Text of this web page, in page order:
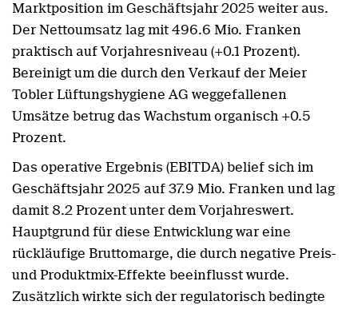
Marktposition im Geschäftsjahr 2025 weiter aus.
Der Nettoumsatz lag mit 496.6 Mio. Franken
praktisch auf Vorjahresniveau (+0.1 Prozent).
Bereinigt um die durch den Verkauf der Meier
Tobler Lüftungshygiene AG weggefallenen
Umsätze betrug das Wachstum organisch +0.5
Prozent.
Das operative Ergebnis (EBITDA) belief sich im
Geschäftsjahr 2025 auf 37.9 Mio. Franken und lag
damit 8.2 Prozent unter dem Vorjahreswert.
Hauptgrund für diese Entwicklung war eine
rückläufige Bruttomarge, die durch negative Preis-
und Produktmix-Effekte beeinflusst wurde.
Zusätzlich wirkte sich der regulatorisch bedingte